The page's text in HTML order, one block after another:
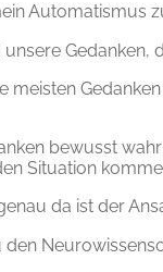
Automatismus
unsere
meisten
bewusst
Situation
da ist der
den